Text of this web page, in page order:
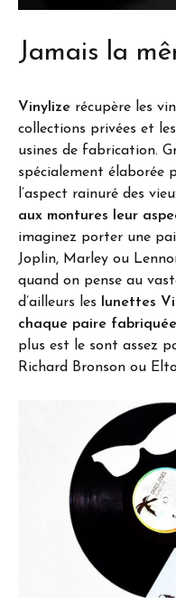
Jamais la
Vinylize récupère les
collections privées et
usines de fabrication.
spécialement élaborée
l’aspect rainuré des
aux montures leur
imaginez porter une
Joplin, Marley ou
quand on pense au
d’ailleurs les
lunettes
chaque paire
plus est le sont assez
Richard Bronson ou